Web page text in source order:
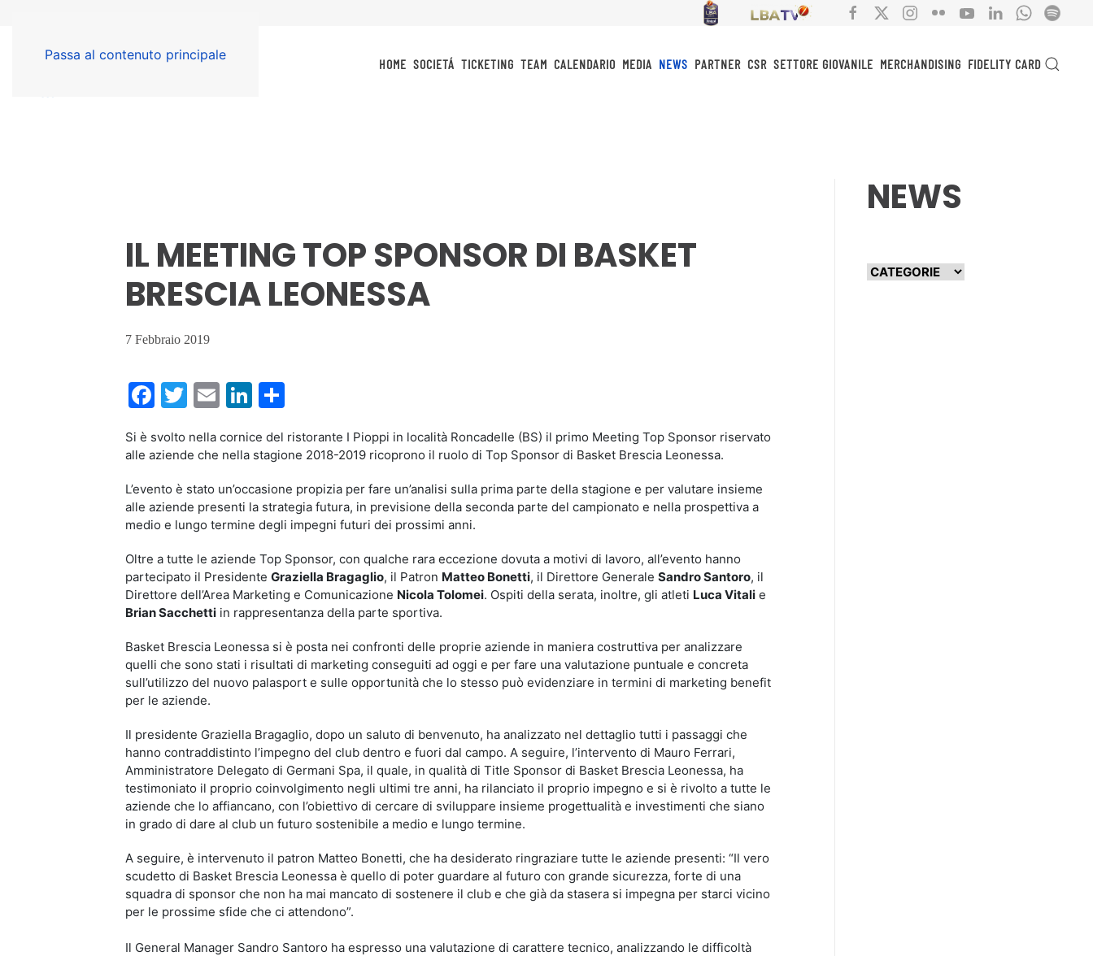
Passa al contenuto principale
HOME SOCIETÁ TICKETING TEAM CALENDARIO MEDIA NEWS PARTNER CSR SETTORE GIOVANILE MERCHANDISING FIDELITY CARD
IL MEETING TOP SPONSOR DI BASKET
BRESCIA LEONESSA
7 Febbraio 2019
Facebook
Twitter
EmailLinkedIn
Si è svolto nella cornice del ristorante I Pioppi in località Roncadelle (BS) il primo Meeting Top Sponsor riservato
alle aziende che nella stagione 2018-2019 ricoprono il ruolo di Top Sponsor di Basket Brescia Leonessa.
L’evento è stato un’occasione propizia per fare un’analisi sulla prima parte della stagione e per valutare insieme
alle aziende presenti la strategia futura, in previsione della seconda parte del campionato e nella prospettiva a
medio e lungo termine degli impegni futuri dei prossimi anni.
Oltre a tutte le aziende Top Sponsor, con qualche rara eccezione dovuta a motivi di lavoro, all’evento hanno
partecipato il Presidente Graziella Bragaglio, il Patron Matteo Bonetti, il Direttore Generale Sandro Santoro, il
Direttore dell’Area Marketing e Comunicazione Nicola Tolomei. Ospiti della serata, inoltre, gli atleti Luca Vitali e
Brian Sacchetti in rappresentanza della parte sportiva.
Basket Brescia Leonessa si è posta nei confronti delle proprie aziende in maniera costruttiva per analizzare
quelli che sono stati i risultati di marketing conseguiti ad oggi e per fare una valutazione puntuale e concreta
sull’utilizzo del nuovo palasport e sulle opportunità che lo stesso può evidenziare in termini di marketing benefit
per le aziende.
Il presidente Graziella Bragaglio, dopo un saluto di benvenuto, ha analizzato nel dettaglio tutti i passaggi che
hanno contraddistinto l’impegno del club dentro e fuori dal campo. A seguire, l’intervento di Mauro Ferrari,
Amministratore Delegato di Germani Spa, il quale, in qualità di Title Sponsor di Basket Brescia Leonessa, ha
testimoniato il proprio coinvolgimento negli ultimi tre anni, ha rilanciato il proprio impegno e si è rivolto a tutte le
aziende che lo affiancano, con l’obiettivo di cercare di sviluppare insieme progettualità e investimenti che siano
in grado di dare al club un futuro sostenibile a medio e lungo termine.
A seguire, è intervenuto il patron Matteo Bonetti, che ha desiderato ringraziare tutte le aziende presenti: “Il vero
scudetto di Basket Brescia Leonessa è quello di poter guardare al futuro con grande sicurezza, forte di una
squadra di sponsor che non ha mai mancato di sostenere il club e che già da stasera si impegna per starci vicino
per le prossime sfide che ci attendono”.
Il General Manager Sandro Santoro ha espresso una valutazione di carattere tecnico, analizzando le difficoltà
NEWS